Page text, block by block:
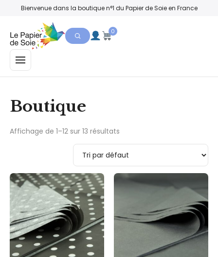
Bienvenue dans la boutique n°1 du Papier de Soie en France
MENU
0
Boutique
Affichage de 1–12 sur 13 résultats